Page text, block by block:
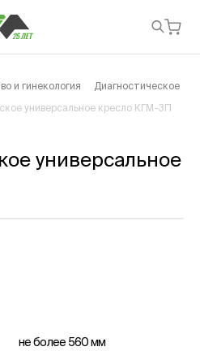
и гинекология Диагностическое
универсальное кресло КГМ-3П
универсальное
не более 560 мм